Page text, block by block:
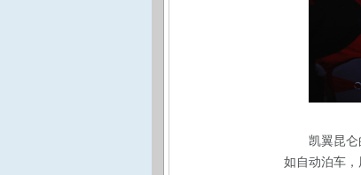
凯翼昆
如自动泊车